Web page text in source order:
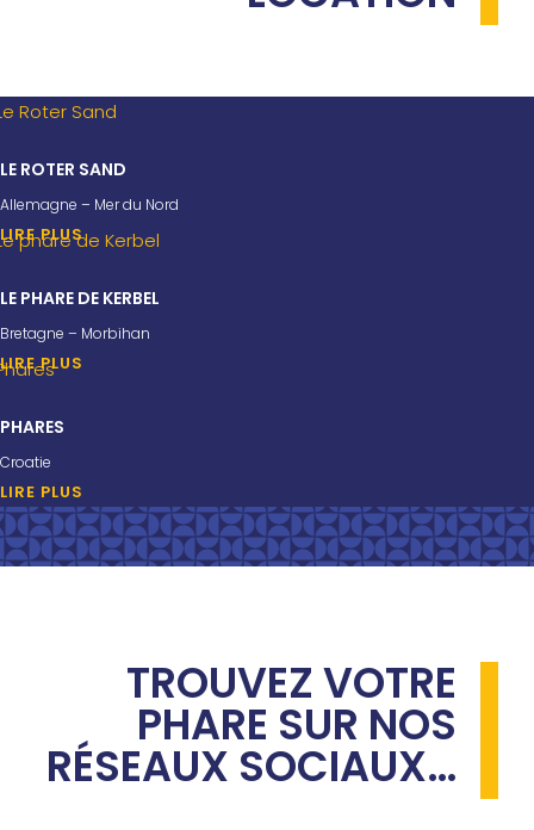
LE ROTER SAND
Allemagne – Mer du Nord
LIRE PLUS
LE PHARE DE KERBEL
Bretagne – Morbihan
LIRE PLUS
PHARES
Croatie
LIRE PLUS
TROUVEZ VOTRE
PHARE SUR NOS
RÉSEAUX SOCIAUX…